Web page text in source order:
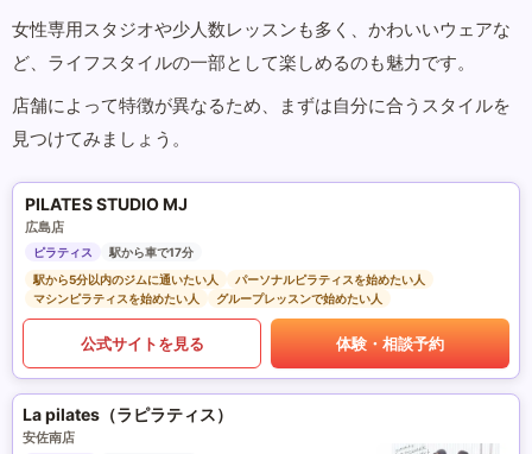
女性専用スタジオや少人数レッスンも多く、かわいいウェアな
ど、ライフスタイルの一部として楽しめるのも魅力です。
店舗によって特徴が異なるため、まずは自分に合うスタイルを
見つけてみましょう。
PILATES STUDIO MJ
広島店
ピラティス
駅から車で17分
駅から5分以内のジムに通いたい人
パーソナルピラティスを始めたい人
マシンピラティスを始めたい人
グループレッスンで始めたい人
公式サイトを見る 体験・相談予約
La pilates（ラピラティス）
安佐南店